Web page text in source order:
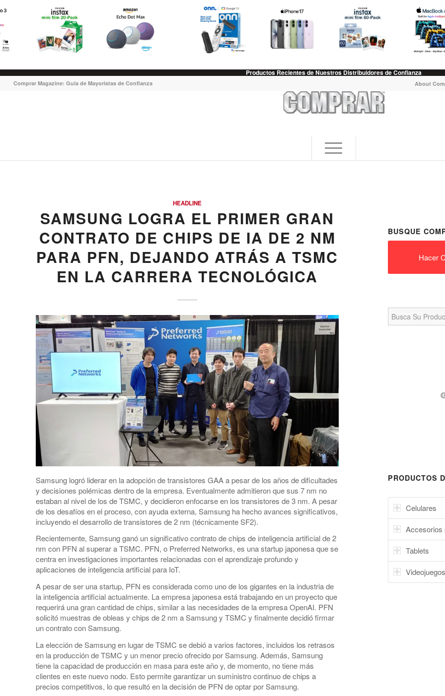
Productos Recientes de Nuestros Distribuidores de Confianza
About
Comprar Magazine: Guia de Mayoristas de Confianza
HEADLINE
SAMSUNG LOGRA EL PRIMER GRAN
CONTRATO DE CHIPS DE IA DE 2 NM
PARA PFN, DEJANDO ATRÁS A TSMC
EN LA CARRERA TECNOLÓGICA
Samsung logró liderar en la adopción de transistores GAA a pesar de los años de dificultades
y decisiones polémicas dentro de la empresa. Eventualmente admitieron que sus 7 nm no
estaban al nivel de los de TSMC, y decidieron enfocarse en los transistores de 3 nm. A pesar
de los desafíos en el proceso, con ayuda externa, Samsung ha hecho avances significativos,
incluyendo el desarrollo de transistores de 2 nm (técnicamente SF2).
Recientemente, Samsung ganó un significativo contrato de chips de inteligencia artificial de 2
nm con PFN al superar a TSMC. PFN, o Preferred Networks, es una startup japonesa que se
centra en investigaciones importantes relacionadas con el aprendizaje profundo y
aplicaciones de inteligencia artificial para IoT.
A pesar de ser una startup, PFN es considerada como uno de los gigantes en la industria de
la inteligencia artificial actualmente. La empresa japonesa está trabajando en un proyecto que
requerirá una gran cantidad de chips, similar a las necesidades de la empresa OpenAI. PFN
solicitó muestras de obleas y chips de 2 nm a Samsung y TSMC y finalmente decidió firmar
un contrato con Samsung.
La elección de Samsung en lugar de TSMC se debió a varios factores, incluidos los retrasos
en la producción de TSMC y un menor precio ofrecido por Samsung. Además, Samsung
tiene la capacidad de producción en masa para este año y, de momento, no tiene más
clientes en este nuevo nodo. Esto permite garantizar un suministro continuo de chips a
precios competitivos, lo que resultó en la decisión de PFN de optar por Samsung.
BUSQUE
Hacer
Search
for:
PRODUCTOS
Celulares
Accesorios
Tablets
Videojuegos